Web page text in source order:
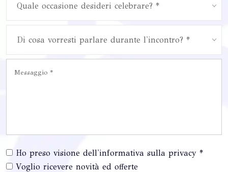
Quale occasione desideri celebrare? *
Di cosa vorresti parlare durante l'incontro? *
Ho preso visione dell'informativa sulla privacy *
Voglio ricevere novità ed offerte